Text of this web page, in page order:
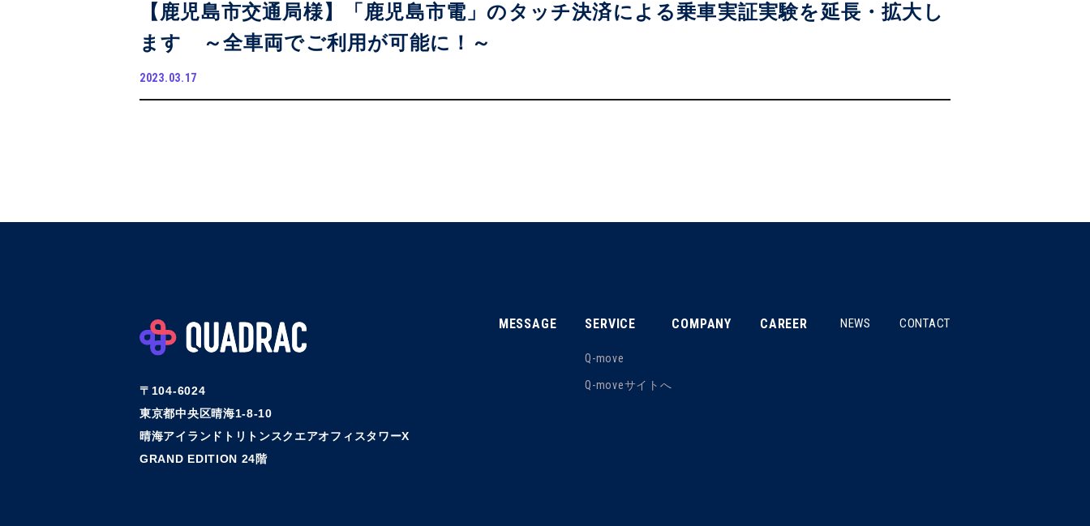
【鹿児島市交通局様】「鹿児島市電」のタッチ決済による乗車実証実験を延長・拡大し
ます ～全車両でご利用が可能に！～
2023.03.17
〒104-6024
東京都中央区晴海1-8-10
晴海アイランドトリトンスクエアオフィスタワーX
GRAND EDITION 24階
MESSAGE SERVICE
Q-move
Q-moveサイトへ
COMPANY CAREER NEWS CONTACT